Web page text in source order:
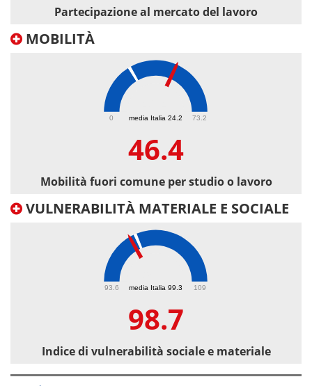
Partecipazione al mercato del lavoro
MOBILITÀ
media Italia 24.2
0 73.2
46.4
Mobilità fuori comune per studio o lavoro
VULNERABILITÀ MATERIALE E SOCIALE
media Italia 99.3
93.6 109
98.7
Indice di vulnerabilità sociale e materiale